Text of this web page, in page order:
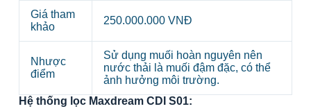
Giá tham
khảo
250.000.000 VNĐ
Nhược
điểm
Sử dụng muối hoàn nguyên nên
nước thải là muối đậm đặc, có thể
ảnh hưởng môi trường.
Hệ thống lọc Maxdream CDI S01: